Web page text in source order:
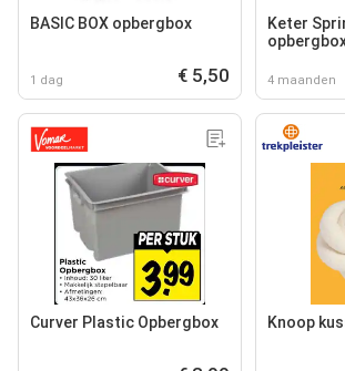
BASIC BOX opbergbox
1 dag € 5,50
Keter
4 maanden
Curver Plastic Opbergbox Knoop